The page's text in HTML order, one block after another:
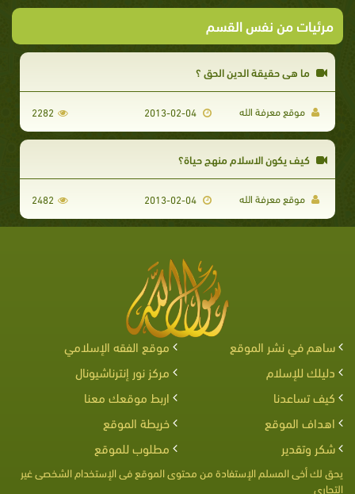
مرئيات من نفس القسم
ما هي حقيقة الدين الحق ؟
موقع معرفة الله 2013-02-04
2282
كيف يكون الاسلام منهج حياة؟
موقع معرفة الله 2013-02-04
2482
ساهم في نشر الموقع
موقع الفقه الإسلامي
دليلك للإسلام
مركز نور إنترناشيونال
كيف تساعدنا
اربط موقعك معنا
اهداف الموقع
خريطة الموقع
شكر وتقدير
مطلوب للموقع
يحق لك أخى المسلم الإستفادة من محتوى الموقع فى الإستخدام الشخصى غير
التجارى